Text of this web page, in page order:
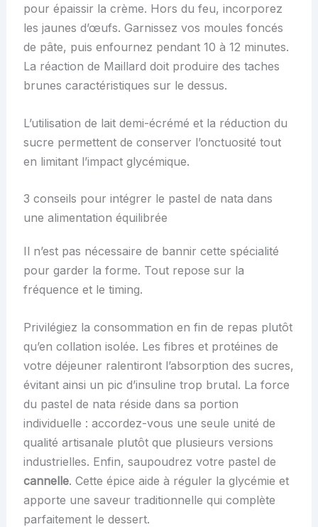
pour épaissir la crème. Hors du feu, incorporez
les jaunes d’œufs. Garnissez vos moules foncés
de pâte, puis enfournez pendant 10 à 12 minutes.
La réaction de Maillard doit produire des taches
brunes caractéristiques sur le dessus.
L’utilisation de lait demi-écrémé et la réduction du
sucre permettent de conserver l’onctuosité tout
en limitant l’impact glycémique.
3 conseils pour intégrer le pastel de nata dans
une alimentation équilibrée
Il n’est pas nécessaire de bannir cette spécialité
pour garder la forme. Tout repose sur la
fréquence et le timing.
Privilégiez la consommation en fin de repas plutôt
qu’en collation isolée. Les fibres et protéines de
votre déjeuner ralentiront l’absorption des sucres,
évitant ainsi un pic d’insuline trop brutal. La force
du pastel de nata réside dans sa portion
individuelle : accordez-vous une seule unité de
qualité artisanale plutôt que plusieurs versions
industrielles. Enfin, saupoudrez votre pastel de
cannelle. Cette épice aide à réguler la glycémie et
apporte une saveur traditionnelle qui complète
parfaitement le dessert.